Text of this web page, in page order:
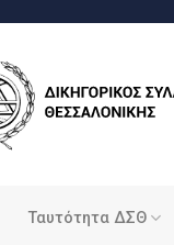
Ταυτότητα ΔΣΘ